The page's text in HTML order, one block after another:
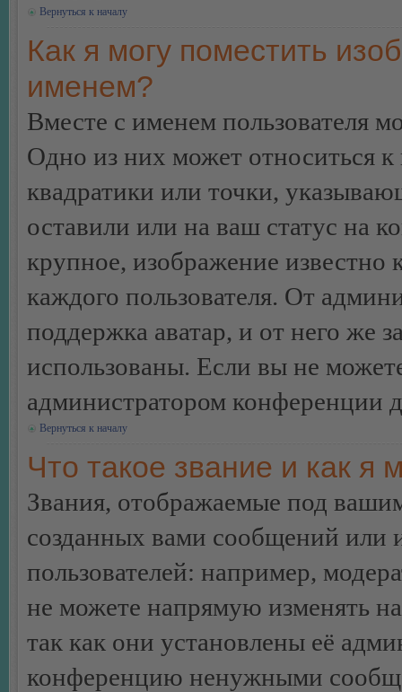
Вернуться к началу
Как я могу поместить
именем?
Вместе с именем пользователя
Одно из них может относиться
квадратики или точки,
оставили или на ваш статус на
крупное, изображение известно
каждого пользователя. От
поддержка аватар, и от него же
использованы. Если вы не
администратором конференции
Вернуться к началу
Что такое звание и как я
Звания, отображаемые под
созданных вами сообщений
пользователей: например,
не можете напрямую изменять
так как они установлены её
конференцию ненужными